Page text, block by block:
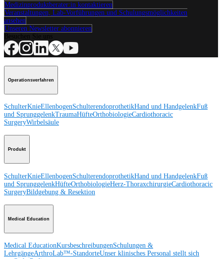
Medizinproduktberater:in kontaktieren
Veranstaltungen, Lab-Vorführungen und Schulungsmöglichkeiten
ansehen
Unseren Newsletter abonnieren
Operationsverfahren
SchulterKnieEllenbogenSchulterendoprothetikHand und HandgelenkFuß
und SprunggelenkTraumaHüfteOrthobiologieCardiothoracic
SurgeryWirbelsäule
Produkt
SchulterKnieEllenbogenSchulterendoprothetikHand und HandgelenkFuß
und SprunggelenkHüfteOrthobiologieHerz-ThoraxchirurgieCardiothoracic
SurgeryBildgebung & Resektion
Medical Education
Medical EducationKursbeschreibungenSchulungen &
LehrgängeArthroLab™-StandorteUnser klinisches Personal stellt sich